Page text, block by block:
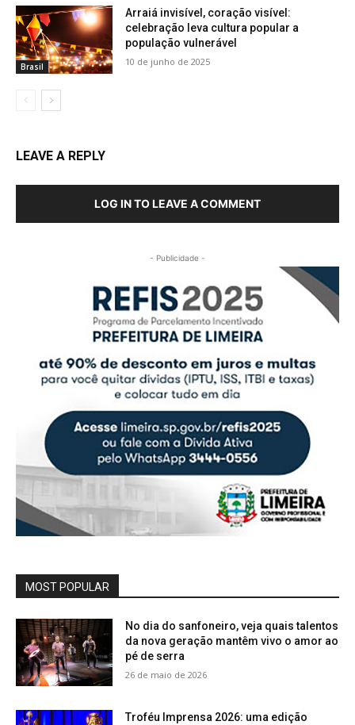
Brasil
Arraiá invisível, coração visível:
celebração leva cultura popular a
população vulnerável
10 de junho de 2025
LEAVE A REPLY
LOG IN TO LEAVE A COMMENT
- Publicidade -
MOST POPULAR
No dia do sanfoneiro, veja quais talentos
da nova geração mantêm vivo o amor ao
pé de serra
26 de maio de 2026
Troféu Imprensa 2026: uma edição